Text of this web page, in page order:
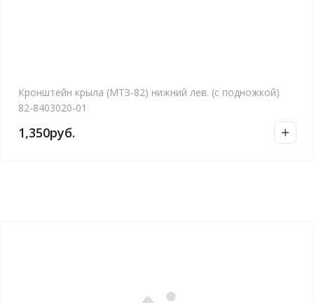
Кронштейн крыла (МТЗ-82) нижний лев. (с подножкой)
82-8403020-01
1,350руб.